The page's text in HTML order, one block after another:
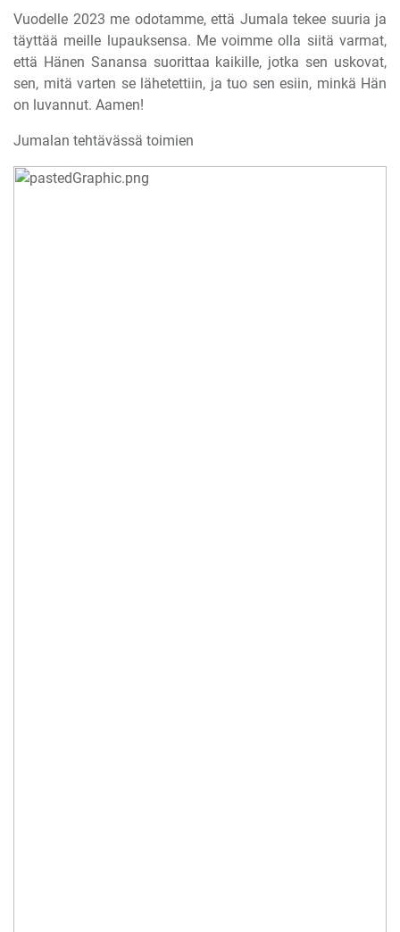
Vuodelle 2023 me odotamme, että Jumala tekee suuria ja
täyttää meille lupauksensa. Me voimme olla siitä varmat,
että Hänen Sanansa suorittaa kaikille, jotka sen uskovat,
sen, mitä varten se lähetettiin, ja tuo sen esiin, minkä Hän
on luvannut. Aamen!
Jumalan tehtävässä toimien